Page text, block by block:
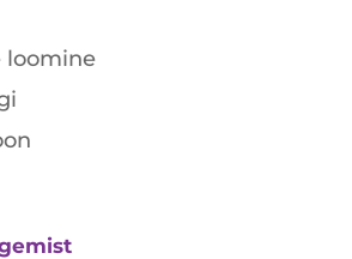
loomine